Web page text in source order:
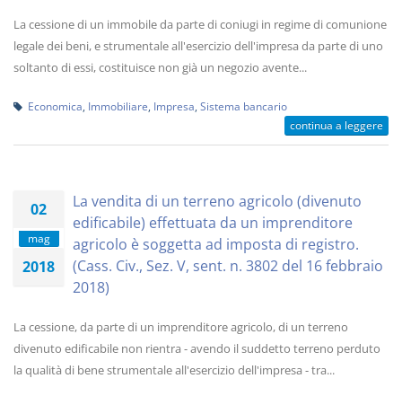
La cessione di un immobile da parte di coniugi in regime di comunione
legale dei beni, e strumentale all'esercizio dell'impresa da parte di uno
soltanto di essi, costituisce non già un negozio avente...
Economica Immobiliare Impresa Sistema bancario
continua a leggere
02
mag
2018
La vendita di un terreno agricolo (divenuto
edificabile) effettuata da un imprenditore
agricolo è soggetta ad imposta di registro.
(Cass. Civ., Sez. V, sent. n. 3802 del 16 febbraio
2018)
La cessione, da parte di un imprenditore agricolo, di un terreno
divenuto edificabile non rientra - avendo il suddetto terreno perduto
la qualità di bene strumentale all'esercizio dell'impresa - tra...